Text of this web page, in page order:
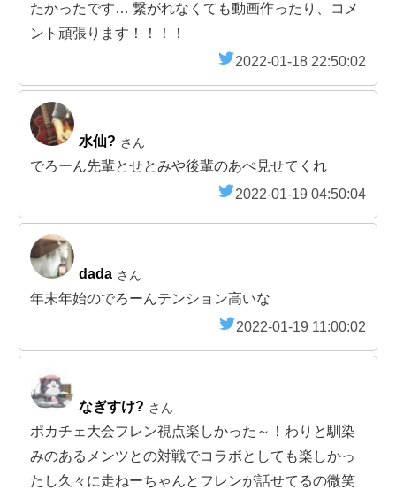
たかったです… 繋がれなくても動画作ったり、コメ
ント頑張ります！！！！
2022-01-18 22:50:02
水仙? さん
でろーん先輩とせとみや後輩のあぺ見せてくれ
2022-01-19 04:50:04
dada さん
年末年始のでろーんテンション高いな
2022-01-19 11:00:02
なぎすけ? さん
ポカチェ大会フレン視点楽しかった～！わりと馴染
みのあるメンツとの対戦でコラボとしても楽しかっ
たし久々に走ねーちゃんとフレンが話せてるの微笑